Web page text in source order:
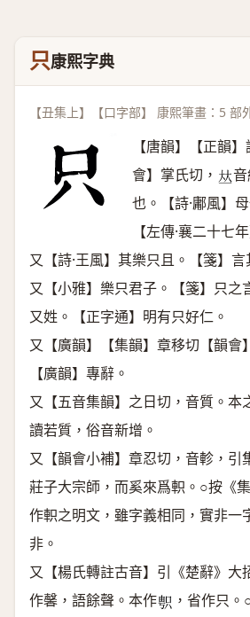
只康熙字典
【丑集上】【口字部】 康熙筆畫：5 部
【唐韻】【正韻
會】掌氏切， 𠀤
也。【詩·鄘風】
【左傳·襄二十七
又【詩·王風】其樂只且。【箋】言
又【小雅】樂只君子。【箋】只之
又姓。【正字通】明有只好仁。
又【廣韻】【集韻】章移切【韻會
【廣韻】專辭。
又【五音集韻】之日切，音質。本
讀若質，俗音新增。
又【韻會小補】章忍切，音軫，引
莊子大宗師，而奚來爲軹。○按《
作軹之明文，雖字義相同，實非一
非。
又【楊氏轉註古音】引《楚辭》大
作馨，語餘聲。本作𠷓 ，省作只。